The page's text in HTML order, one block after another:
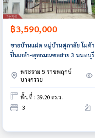
฿3,590,000
ขายบ้านแฝด หมู่บ้านศุภาลัย โมด้า
ปิ่นเกล้า-พุทธมณฑลสาย 3 นนทบุรี
พระราม 5 ราชพฤกษ์
บางกรวย
พื้นที่ : 39.20 ตร.ว.
3